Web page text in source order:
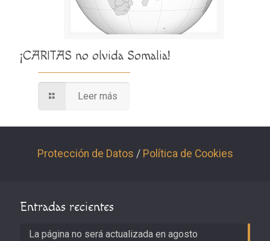
¡CARITAS no olvida Somalia!
Leer más
Protección de Datos / Política de Cookies
Entradas recientes
La página no será actualizada en agosto